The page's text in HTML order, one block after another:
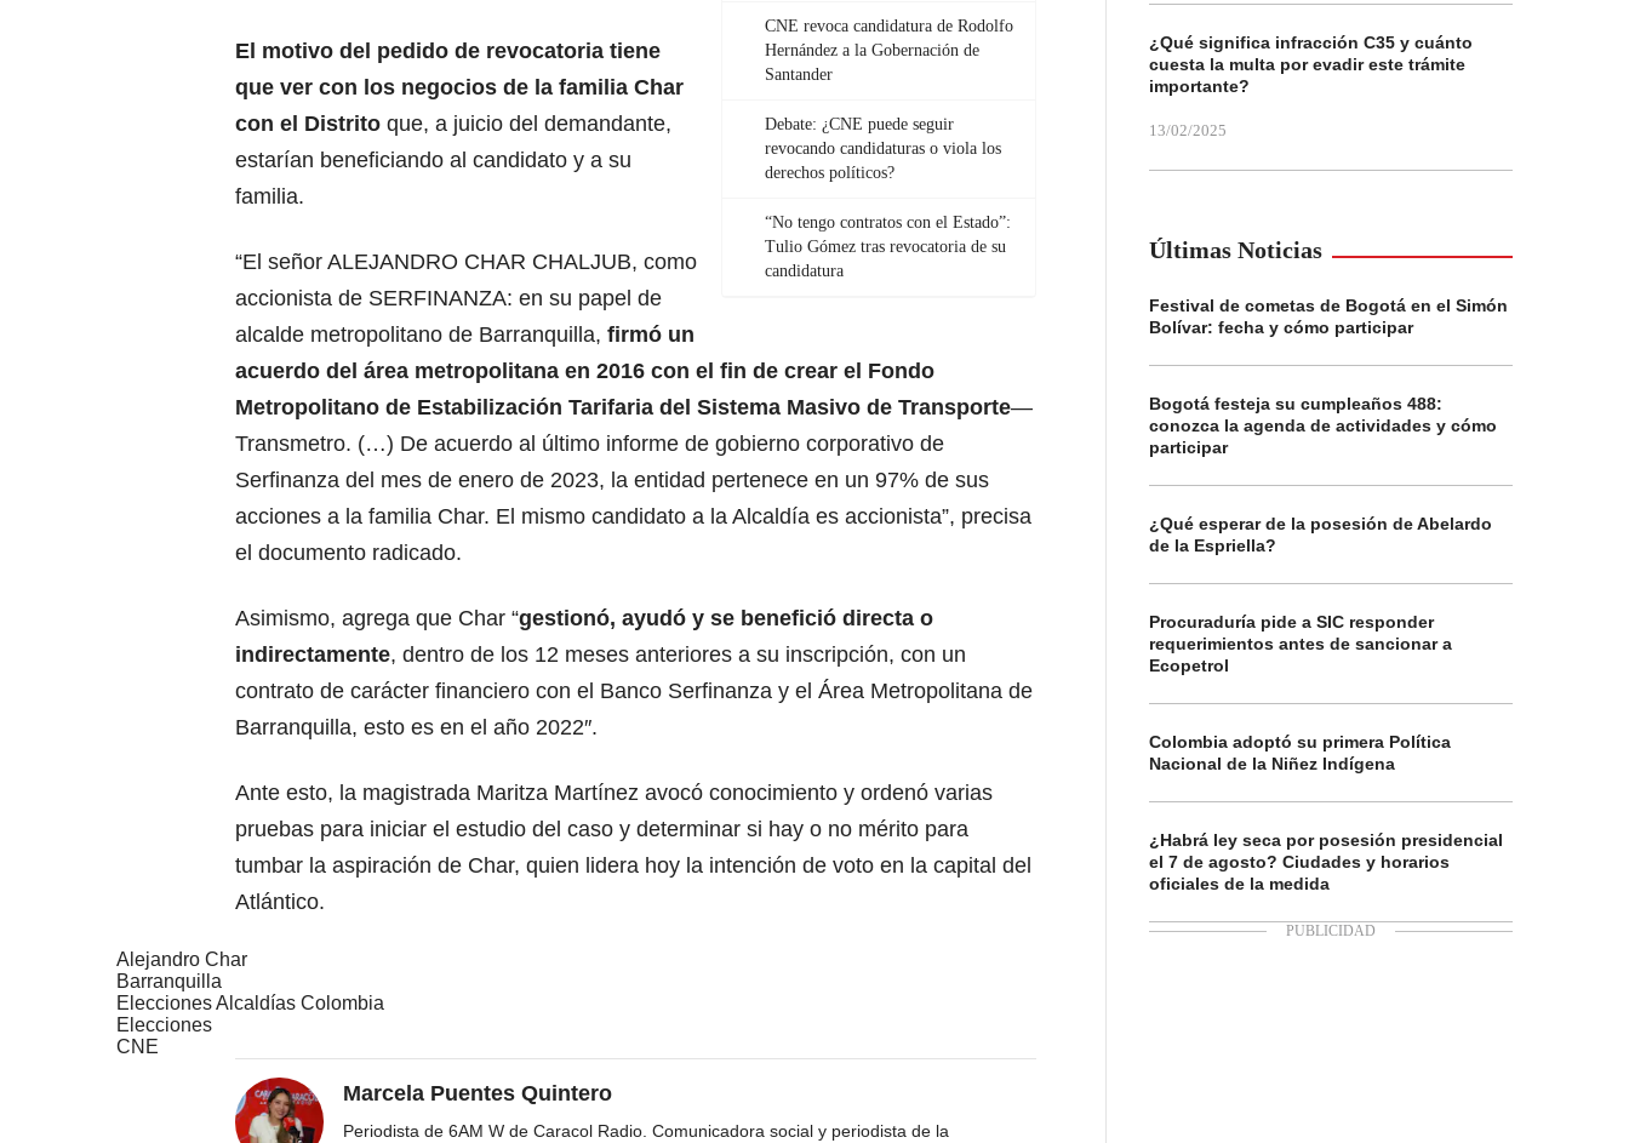
CNE revoca candidatura de Rodolfo
Hernández a la Gobernación de
Santander
Debate: ¿CNE puede seguir
revocando candidaturas o viola los
derechos políticos?
“No tengo contratos con el Estado”:
Tulio Gómez tras revocatoria de su
candidatura
El motivo del pedido de revocatoria tiene
que ver con los negocios de la familia Char
con el Distrito que, a juicio del demandante,
estarían beneficiando al candidato y a su
familia.
“El señor ALEJANDRO CHAR CHALJUB, como
accionista de SERFINANZA: en su papel de
alcalde metropolitano de Barranquilla, firmó un
acuerdo del área metropolitana en 2016 con el fin de crear el Fondo
Metropolitano de Estabilización Tarifaria del Sistema Masivo de Transporte—
Transmetro. (…) De acuerdo al último informe de gobierno corporativo de
Serfinanza del mes de enero de 2023, la entidad pertenece en un 97% de sus
acciones a la familia Char. El mismo candidato a la Alcaldía es accionista”, precisa
el documento radicado.
Asimismo, agrega que Char “gestionó, ayudó y se benefició directa o
indirectamente, dentro de los 12 meses anteriores a su inscripción, con un
contrato de carácter financiero con el Banco Serfinanza y el Área Metropolitana de
Barranquilla, esto es en el año 2022″.
Ante esto, la magistrada Maritza Martínez avocó conocimiento y ordenó varias
pruebas para iniciar el estudio del caso y determinar si hay o no mérito para
tumbar la aspiración de Char, quien lidera hoy la intención de voto en la capital del
Atlántico.
Alejandro Char
Barranquilla
Elecciones Alcaldías Colombia
Elecciones
CNE
Marcela Puentes Quintero
Periodista de 6AM W de Caracol Radio. Comunicadora social y periodista de la
¿Qué significa infracción C35 y cuánto
cuesta la multa por evadir este trámite
importante?
13/02/2025
Últimas Noticias
Festival de cometas de Bogotá en el Simón
Bolívar: fecha y cómo participar
Bogotá festeja su cumpleaños 488:
conozca la agenda de actividades y cómo
participar
¿Qué esperar de la posesión de Abelardo
de la Espriella?
Procuraduría pide a SIC responder
requerimientos antes de sancionar a
Ecopetrol
Colombia adoptó su primera Política
Nacional de la Niñez Indígena
¿Habrá ley seca por posesión presidencial
el 7 de agosto? Ciudades y horarios
oficiales de la medida